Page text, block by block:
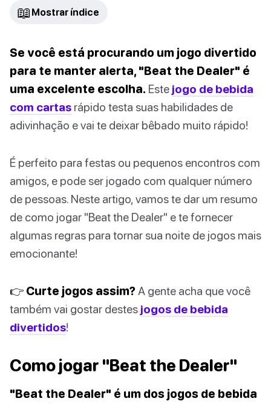
📖 Mostrar índice
Se você está procurando um jogo divertido
para te manter alerta, "Beat the Dealer" é
uma excelente escolha. Este jogo de bebida
com cartas rápido testa suas habilidades de
adivinhação e vai te deixar bêbado muito rápido!
É perfeito para festas ou pequenos encontros com
amigos, e pode ser jogado com qualquer número
de pessoas. Neste artigo, vamos te dar um resumo
de como jogar "Beat the Dealer" e te fornecer
algumas regras para tornar sua noite de jogos mais
emocionante!
👉 Curte jogos assim?A gente acha que você
também vai gostar destes jogos de bebida
divertidos!
Como jogar "Beat the Dealer"
"Beat the Dealer" é um dos jogos de bebida